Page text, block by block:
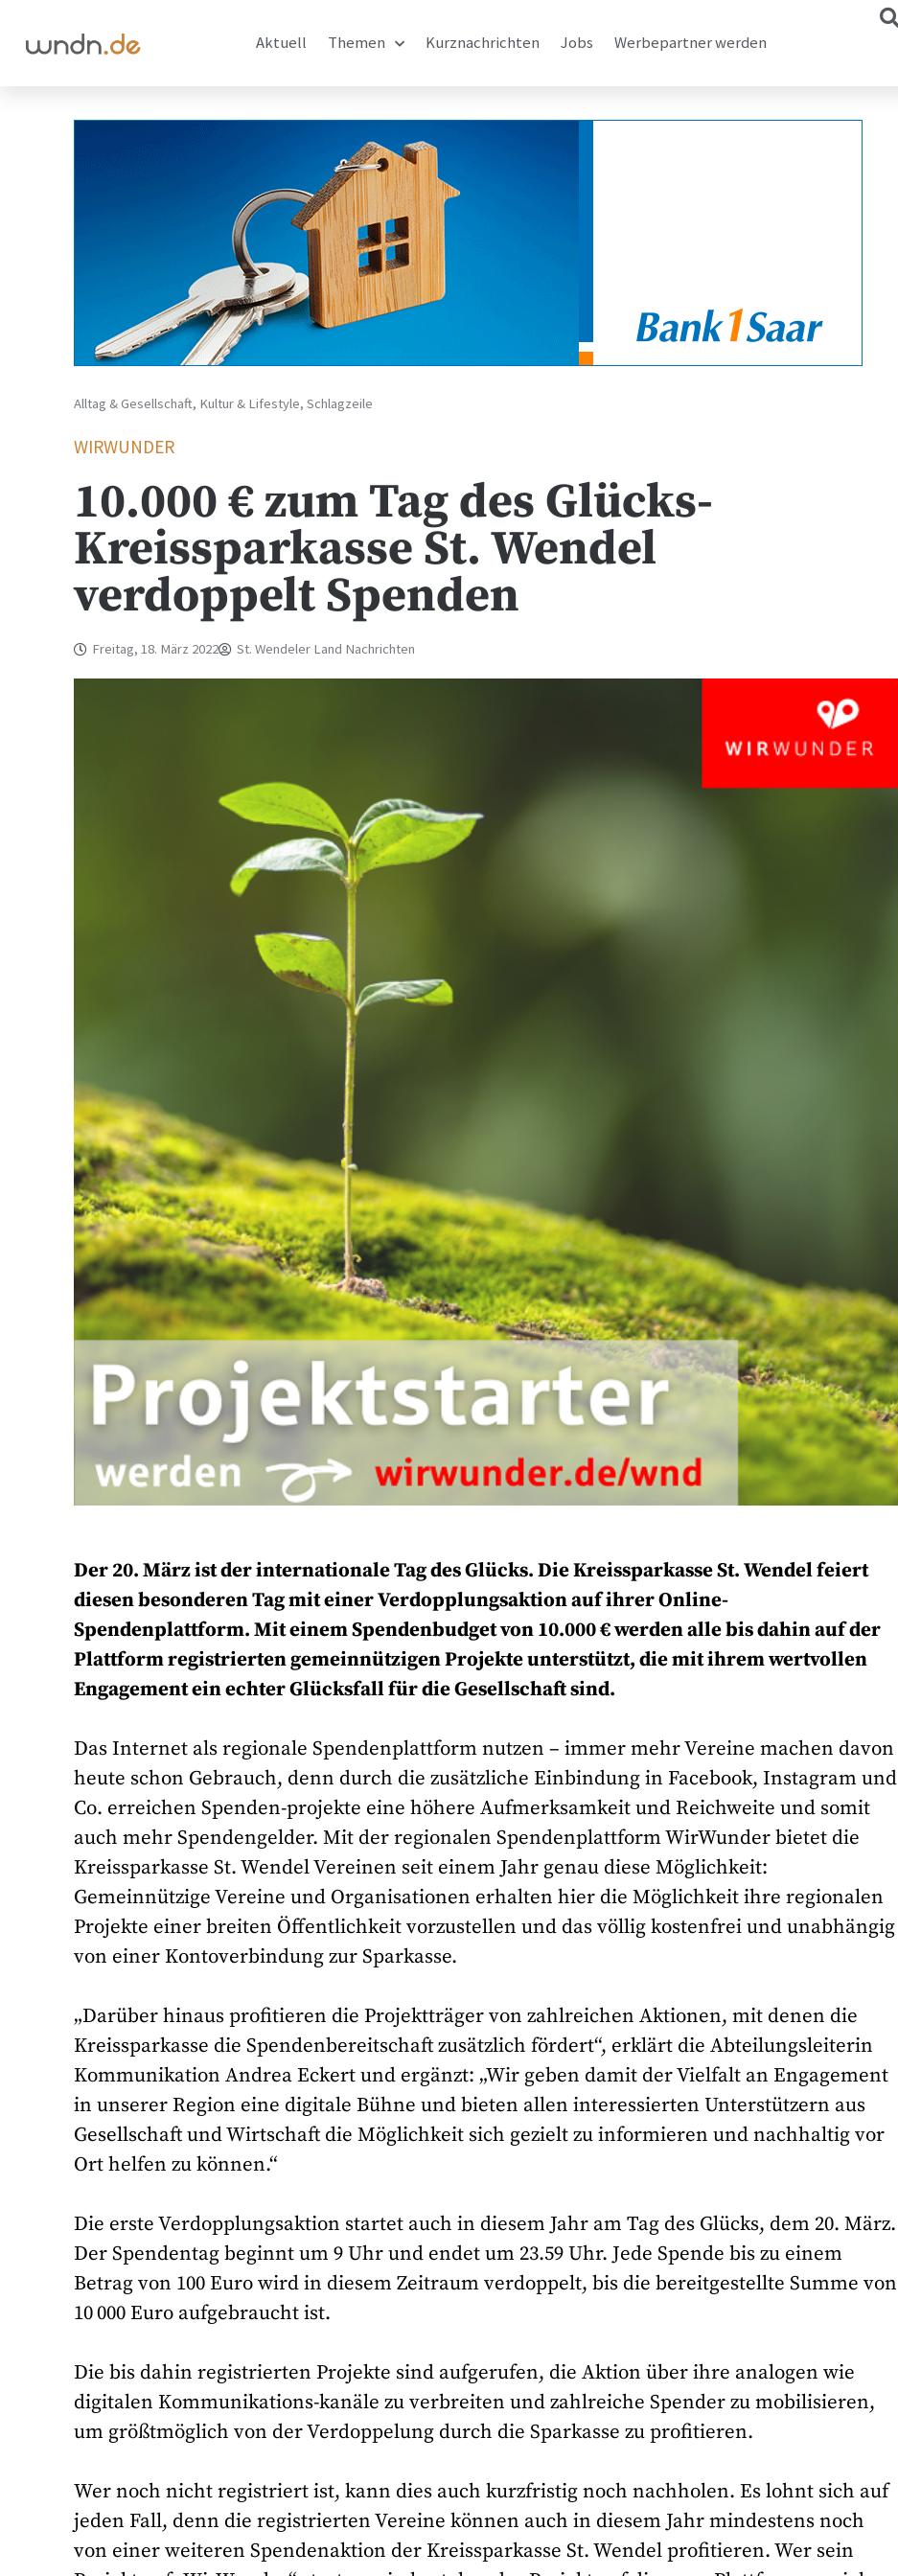
Aktuell Themen Kurznachrichten Jobs Werbepartner werden
Alltag & Gesellschaft, Kultur & Lifestyle,Schlagzeile
WIRWUNDER
10.000 € zum Tag des Glücks-
Kreissparkasse St. Wendel
verdoppelt Spenden
Freitag, 18. März 2022 St. Wendeler Land Nachrichten
Der 20. März ist der internationale Tag des Glücks. Die Kreissparkasse St. Wendel feiert
diesen besonderen Tag mit einer Verdopplungsaktion auf ihrer Online-
Spendenplattform. Mit einem Spendenbudget von 10.000 € werden alle bis dahin auf der
Plattform registrierten gemeinnützigen Projekte unterstützt, die mit ihrem wertvollen
Engagement ein echter Glücksfall für die Gesellschaft sind.
Das Internet als regionale Spendenplattform nutzen – immer mehr Vereine machen davon
heute schon Gebrauch, denn durch die zusätzliche Einbindung in Facebook, Instagram und
Co. erreichen Spenden-projekte eine höhere Aufmerksamkeit und Reichweite und somit
auch mehr Spendengelder. Mit der regionalen Spendenplattform WirWunder bietet die
Kreissparkasse St. Wendel Vereinen seit einem Jahr genau diese Möglichkeit:
Gemeinnützige Vereine und Organisationen erhalten hier die Möglichkeit ihre regionalen
Projekte einer breiten Öffentlichkeit vorzustellen und das völlig kostenfrei und unabhängig
von einer Kontoverbindung zur Sparkasse.
„Darüber hinaus profitieren die Projektträger von zahlreichen Aktionen, mit denen die
Kreissparkasse die Spendenbereitschaft zusätzlich fördert“, erklärt die Abteilungsleiterin
Kommunikation Andrea Eckert und ergänzt: „Wir geben damit der Vielfalt an Engagement
in unserer Region eine digitale Bühne und bieten allen interessierten Unterstützern aus
Gesellschaft und Wirtschaft die Möglichkeit sich gezielt zu informieren und nachhaltig vor
Ort helfen zu können.“
Die erste Verdopplungsaktion startet auch in diesem Jahr am Tag des Glücks, dem 20. März.
Der Spendentag beginnt um 9 Uhr und endet um 23.59 Uhr. Jede Spende bis zu einem
Betrag von 100 Euro wird in diesem Zeitraum verdoppelt, bis die bereitgestellte Summe von
10 000 Euro aufgebraucht ist.
Die bis dahin registrierten Projekte sind aufgerufen, die Aktion über ihre analogen wie
digitalen Kommunikations-kanäle zu verbreiten und zahlreiche Spender zu mobilisieren,
um größtmöglich von der Verdoppelung durch die Sparkasse zu profitieren.
Wer noch nicht registriert ist, kann dies auch kurzfristig noch nachholen. Es lohnt sich auf
jeden Fall, denn die registrierten Vereine können auch in diesem Jahr mindestens noch
von einer weiteren Spendenaktion der Kreissparkasse St. Wendel profitieren. Wer sein